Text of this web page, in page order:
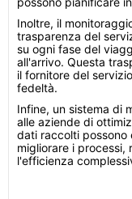
Inoltre, il
trasparenza del
su ogni fase del
all'arrivo. Questa
il fornitore del
fedeltà.
Infine, un sistema di
alle aziende di
dati raccolti possono
migliorare i processi,
l'efficienza